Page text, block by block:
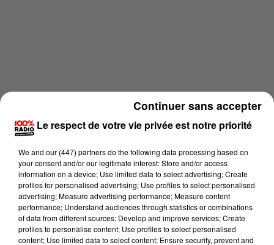
Le respect de votre vie privée est notre priorité
We and our (447) partnersdo the following data processing based on
your consent and/or our legitimate interest: Store and/or access
information on a device; Use limited data to select advertising; Create
profiles for personalised advertising; Use profiles to select personalised
advertising; Measure advertising performance; Measure content
performance; Understand audiences through statistics or combinations
of data from different sources; Develop and improve services; Create
profiles to personalise content; Use profiles to select personalised
content; Use limited data to select content; Ensure security, prevent and
Continuer sans accepter